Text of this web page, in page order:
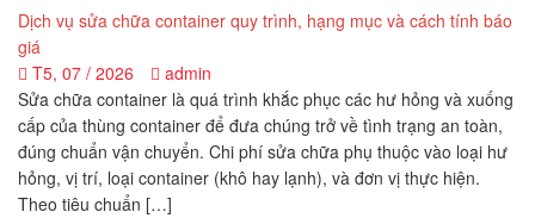
Dịch vụ sửa chữa container quy trình, hạng mục và cách tính báo
giá
T5, 07 / 2026
admin
Sửa chữa container là quá trình khắc phục các hư hỏng và xuống
cấp của thùng container để đưa chúng trở về tình trạng an toàn,
đúng chuẩn vận chuyển. Chi phí sửa chữa phụ thuộc vào loại hư
hỏng, vị trí, loại container (khô hay lạnh), và đơn vị thực hiện.
Theo tiêu chuẩn […]